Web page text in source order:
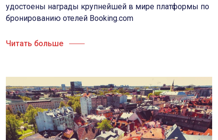
удостоены награды крупнейшей в мире платформы по
бронированию отелей Booking.com
Читать больше